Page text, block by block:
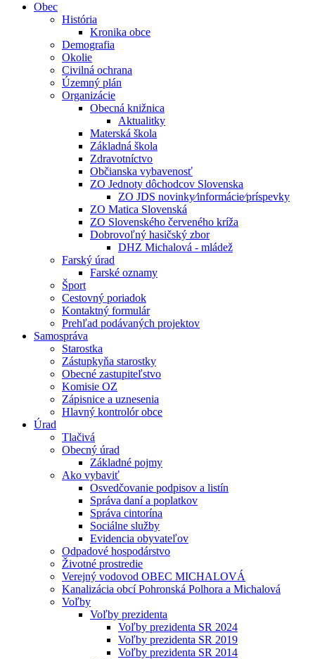
Obec
História
Kronika obce
Demografia
Okolie
Civilná ochrana
Územný plán
Organizácie
Obecná knižnica
Aktualitky
Materská škola
Základná škola
Zdravotníctvo
Občianska vybavenosť
ZO Jednoty dôchodcov Slovenska
ZO JDS novinky⁄informácie⁄príspevky
ZO Matica Slovenská
ZO Slovenského červeného kríža
Dobrovoľný hasičský zbor
DHZ Michalová - mládež
Farský úrad
Farské oznamy
Šport
Cestovný poriadok
Kontaktný formulár
Prehľad podávaných projektov
Samospráva
Starostka
Zástupkyňa starostky
Obecné zastupiteľstvo
Komisie OZ
Zápisnice a uznesenia
Hlavný kontrolór obce
Úrad
Tlačivá
Obecný úrad
Základné pojmy
Ako vybaviť
Osvedčovanie podpisov a listín
Správa daní a poplatkov
Správa cintorína
Sociálne služby
Evidencia obyvateľov
Odpadové hospodárstvo
Životné prostredie
Verejný vodovod OBEC MICHALOVÁ
Kanalizácia obcí Pohronská Polhora a Michalová
Voľby
Voľby prezidenta
Voľby prezidenta SR 2024
Voľby prezidenta SR 2019
Voľby prezidenta SR 2014